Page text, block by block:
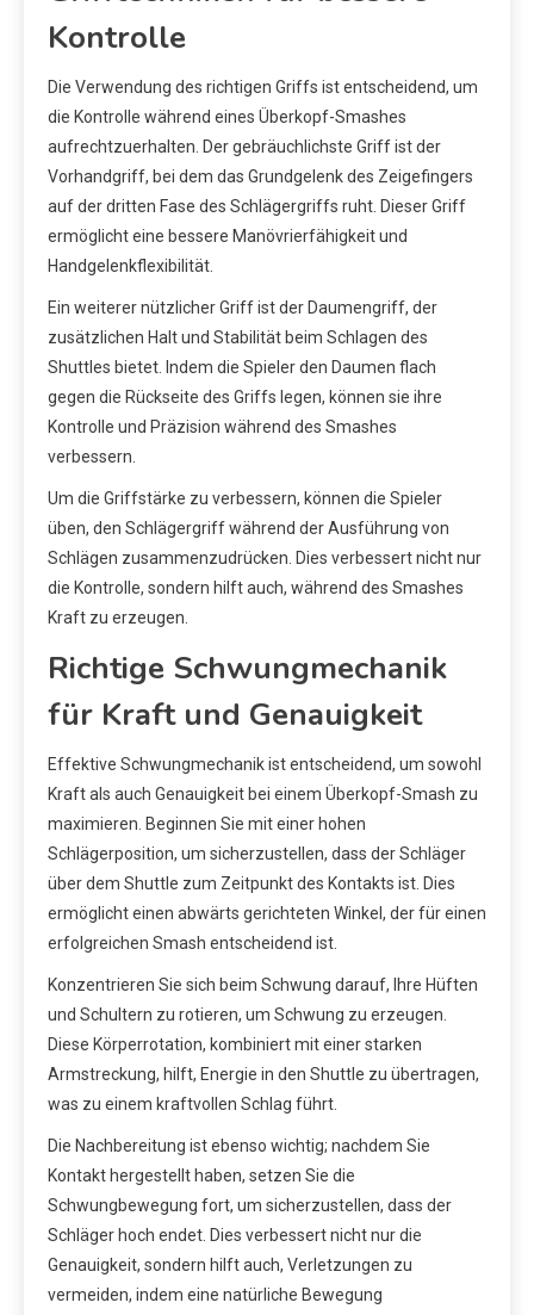
Kontrolle
Die Verwendung des richtigen Griffs ist entscheidend, um
die Kontrolle während eines Überkopf-Smashes
aufrechtzuerhalten. Der gebräuchlichste Griff ist der
Vorhandgriff, bei dem das Grundgelenk des Zeigefingers
auf der dritten Fase des Schlägergriffs ruht. Dieser Griff
ermöglicht eine bessere Manövrierfähigkeit und
Handgelenkflexibilität.
Ein weiterer nützlicher Griff ist der Daumengriff, der
zusätzlichen Halt und Stabilität beim Schlagen des
Shuttles bietet. Indem die Spieler den Daumen flach
gegen die Rückseite des Griffs legen, können sie ihre
Kontrolle und Präzision während des Smashes
verbessern.
Um die Griffstärke zu verbessern, können die Spieler
üben, den Schlägergriff während der Ausführung von
Schlägen zusammenzudrücken. Dies verbessert nicht nur
die Kontrolle, sondern hilft auch, während des Smashes
Kraft zu erzeugen.
Richtige Schwungmechanik
für Kraft und Genauigkeit
Effektive Schwungmechanik ist entscheidend, um sowohl
Kraft als auch Genauigkeit bei einem Überkopf-Smash zu
maximieren. Beginnen Sie mit einer hohen
Schlägerposition, um sicherzustellen, dass der Schläger
über dem Shuttle zum Zeitpunkt des Kontakts ist. Dies
ermöglicht einen abwärts gerichteten Winkel, der für einen
erfolgreichen Smash entscheidend ist.
Konzentrieren Sie sich beim Schwung darauf, Ihre Hüften
und Schultern zu rotieren, um Schwung zu erzeugen.
Diese Körperrotation, kombiniert mit einer starken
Armstreckung, hilft, Energie in den Shuttle zu übertragen,
was zu einem kraftvollen Schlag führt.
Die Nachbereitung ist ebenso wichtig; nachdem Sie
Kontakt hergestellt haben, setzen Sie die
Schwungbewegung fort, um sicherzustellen, dass der
Schläger hoch endet. Dies verbessert nicht nur die
Genauigkeit, sondern hilft auch, Verletzungen zu
vermeiden, indem eine natürliche Bewegung